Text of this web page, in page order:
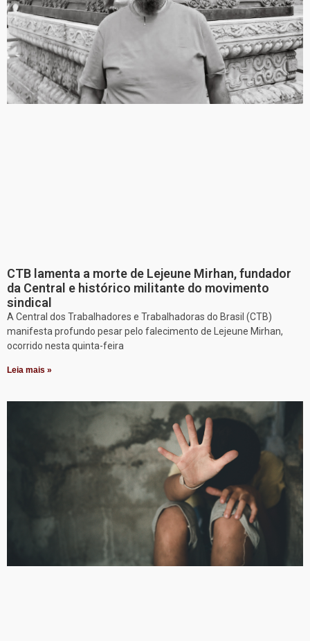
CTB lamenta a morte de Lejeune Mirhan, fundador
da Central e histórico militante do movimento
sindical
A Central dos Trabalhadores e Trabalhadoras do Brasil (CTB)
manifesta profundo pesar pelo falecimento de Lejeune Mirhan,
ocorrido nesta quinta-feira
Leia mais »